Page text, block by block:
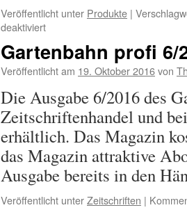
Veröffentlicht unter Produkte |
deaktiviertfür
LGB-
Artikel
Werbeflyer
Gartenbahn profi 6/
Veröffentlicht am 19. Oktober 2016von
Die Ausgabe 6/2016 des
Zeitschriftenhandel und
erhältlich. Das Magazin
das Magazin attraktive
Ausgabe bereits in den
Veröffentlicht unterZeitschriften |